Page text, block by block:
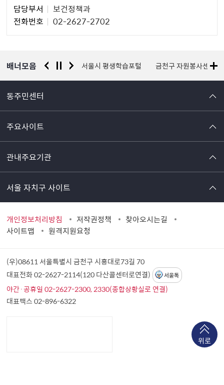
자
담당부서
보건정책과
전화번호
02-2627-2702
배너모음
경찰청 유실물 통합포털 서울시 평생학습포털 금천구 자원봉사센터
동주민센터
주요사이트
관내주요기관
서울 자치구 사이트
개인정보처리방침 저작권정책
찾아오시는길
사이트맵
원격지원요청
위로
(우)08611 서울특별시 금천구 시흥대로73길 70
대표전화 02-2627-2114(120 다산콜센터로연결)
서울톡
야간·공휴일 02-2627-2300, 2330(종합상황실로 연결)
대표팩스 02-896-6322